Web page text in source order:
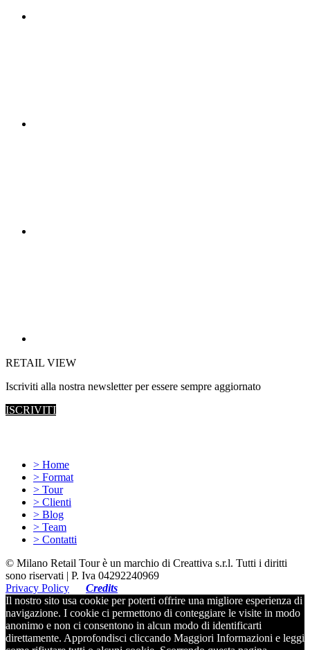
RETAIL VIEW
Iscriviti alla nostra newsletter per essere sempre aggiornato
ISCRIVITI
> Home
> Format
> Tour
> Clienti
> Blog
> Team
> Contatti
© Milano Retail Tour è un marchio di Creattiva s.r.l. Tutti i diritti
sono riservati | P. Iva 04292240969
Privacy Policy
Credits
Il nostro sito usa cookie per poterti offrire una migliore esperienza di
navigazione. I cookie ci permettono di conteggiare le visite in modo
anonimo e non ci consentono in alcun modo di identificarti
direttamente. Approfondisci cliccando Maggiori Informazioni e leggi